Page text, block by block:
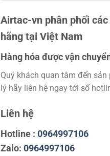
Airtac-vn phân phối
hãng tại Việt Nam
Hàng hóa được vận
Quý khách quan tâm đến sản
lý hãy liên hệ ngay tới số
Liên hệ
Hotline : 0964997106
Zalo: 0964997106